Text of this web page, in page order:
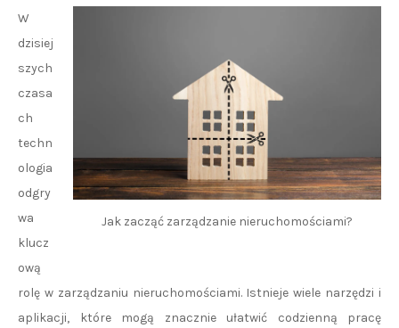
Jak zacząć zarządzanie nieruchomościami?
W
dzisiej
szych
czasa
ch
techn
ologia
odgry
wa
klucz
ową
rolę w zarządzaniu nieruchomościami. Istnieje wiele narzędzi i
aplikacji, które mogą znacznie ułatwić codzienną pracę